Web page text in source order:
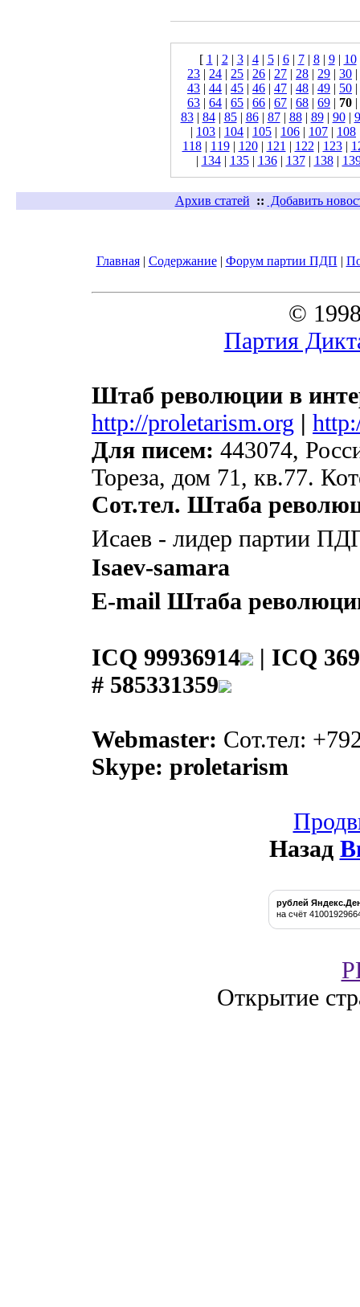
[ 1 | 2 | 3| 4| 5| 6| 7| 8| 9| 10
23 | 24 | 25 | 26 | 27 | 28 | 29 | 30 |
43 | 44 | 45 | 46 | 47 | 48 | 49 | 50 |
63 | 64 | 65 | 66 | 67 | 68 | 69 | 70 |
83| 84| 85| 86| 87| 88| 89| 90|
| 103 | 104 | 105 | 106 | 107 | 108
118| 119| 120| 121 | 122 | 123|
| 134| 135| 136| 137| 138|
Архив статей :: Добавить
Главная| Содержание| Форум партии ПДП |
©
Партия
Штаб революции в
http://proletarism.org |
Для писем: 443074,
Тореза, дом 71, кв.77.
Сот.тел. Штаба
Исаев - лидер партии
Isaev-samara
E-mail Штаба
ICQ 99936914 | ICQ
# 585331359
Webmaster: Сот.тел:
Skype: proletarism
Назад
рублей
на счёт
Открытие